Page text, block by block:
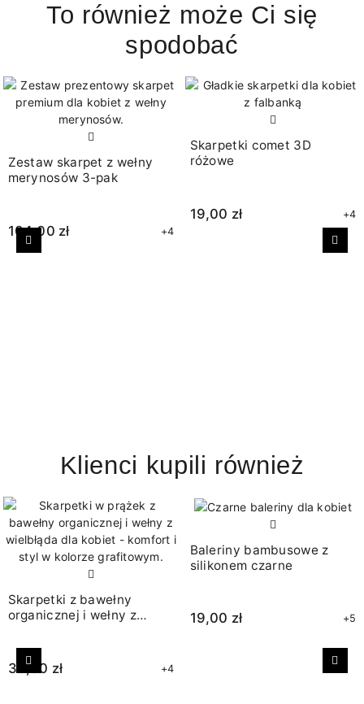
To również może Ci się
spodobać
Zestaw skarpet z wełny
merynosów 3-pak
104,00 zł +4
Skarpetki comet 3D
różowe
19,00 zł +4
Poprzedni
Klienci kupili również
Skarpetki z bawełny
organicznej i wełny z
30,00 zł +4
Baleriny bambusowe z
silikonem czarne
19,00 zł +5
Poprzedni